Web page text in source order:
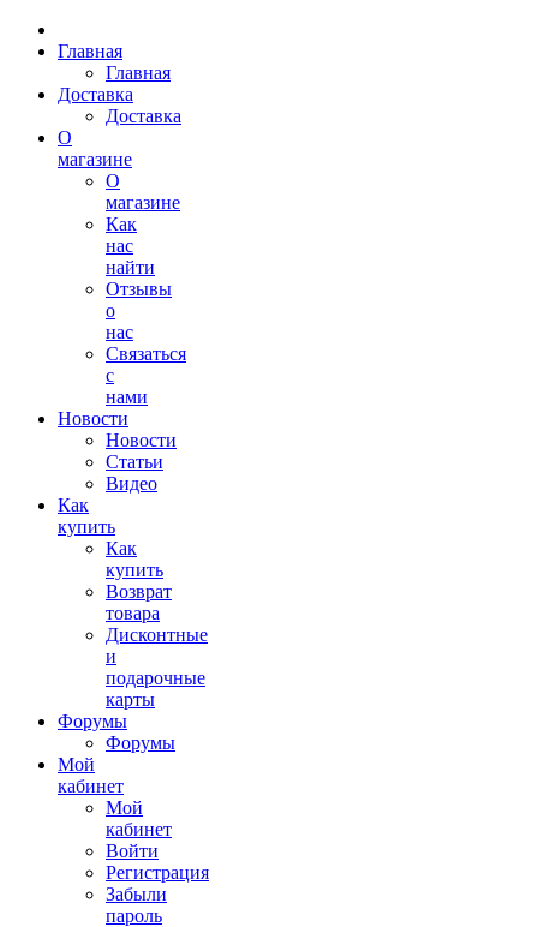
Главная
Главная
Доставка
Доставка
О
магазине
О
магазине
Как
нас
найти
Отзывы
о
нас
Связаться
с
нами
Новости
Новости
Статьи
Видео
Как
купить
Как
купить
Возврат
товара
Дисконтные
и
подарочные
карты
Форумы
Форумы
Мой
кабинет
Мой
кабинет
Войти
Регистрация
Забыли
пароль